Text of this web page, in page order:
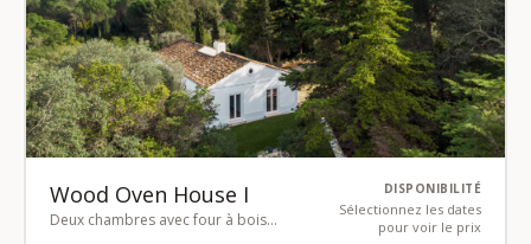
Wood Oven House I
Deux chambres avec four à bois
DISPONIBILITÉ
Sélectionnez les dates
pour voir le prix